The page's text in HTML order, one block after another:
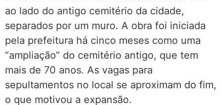
ao lado do antigo cemitério da cidade,
separados por um muro. A obra foi iniciada
pela prefeitura há cinco meses como uma
“ampliação” do cemitério antigo, que tem
mais de 70 anos. As vagas para
sepultamentos no local se aproximam do fim,
o que motivou a expansão.